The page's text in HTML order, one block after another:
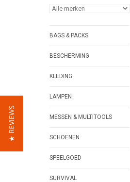
BAGS & PACKS
BESCHERMING
KLEDING
LAMPEN
MESSEN & MULTITOOLS
SCHOENEN
SPEELGOED
SURVIVAL
★ REVIEWS